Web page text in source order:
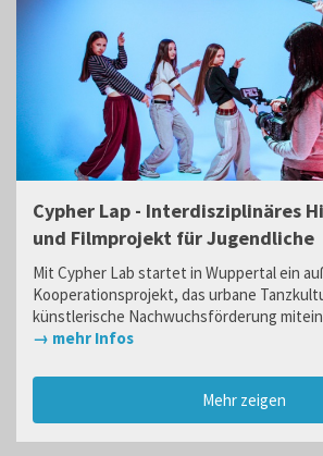
Cypher Lap - Interdisziplinäres
und Filmprojekt für Jugendliche
Mit Cypher Lab startet in Wuppertal ein
Kooperationsprojekt, das urbane
künstlerische Nachwuchsförderung
→ mehr Infos
Mehr zeigen